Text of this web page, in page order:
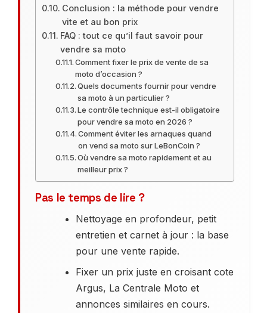
Conclusion : la méthode pour vendre
vite et au bon prix
FAQ : tout ce qu’il faut savoir pour
vendre sa moto
Comment fixer le prix de vente de sa
moto d’occasion ?
Quels documents fournir pour vendre
sa moto à un particulier ?
Le contrôle technique est-il obligatoire
pour vendre sa moto en 2026 ?
Comment éviter les arnaques quand
on vend sa moto sur LeBonCoin ?
Où vendre sa moto rapidement et au
meilleur prix ?
Pas le temps de lire ?
Nettoyage en profondeur, petit
entretien et carnet à jour : la base
pour une vente rapide.
Fixer un prix juste en croisant cote
Argus, La Centrale Moto et
annonces similaires en cours.